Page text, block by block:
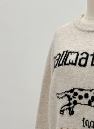
將有權停止該用戶之使用額度並